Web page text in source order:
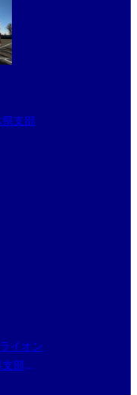
支部
イオン
部春